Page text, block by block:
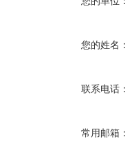
您的姓名：
联系电话：
常用邮箱：